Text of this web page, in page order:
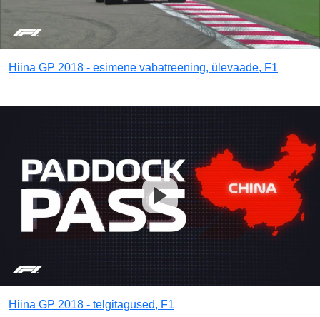
Hiina GP 2018 - esimene vabatreening, ülevaade, F1
Hiina GP 2018 - telgitagused, F1